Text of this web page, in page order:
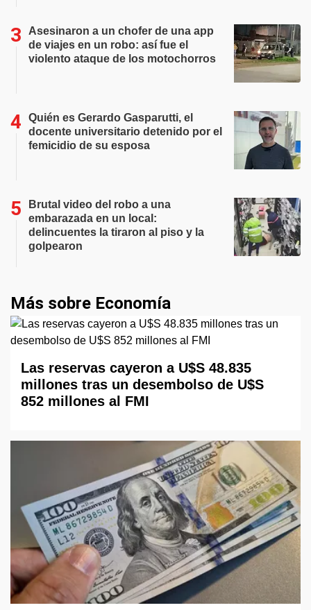
Asesinaron a un chofer de una app
de viajes en un robo: así fue el
violento ataque de los motochorros
Quién es Gerardo Gasparutti, el
docente universitario detenido por el
femicidio de su esposa
Brutal video del robo a una
embarazada en un local:
delincuentes la tiraron al piso y la
golpearon
Más sobre Economía
Las reservas cayeron a U$S 48.835
millones tras un desembolso de U$S
852 millones al FMI